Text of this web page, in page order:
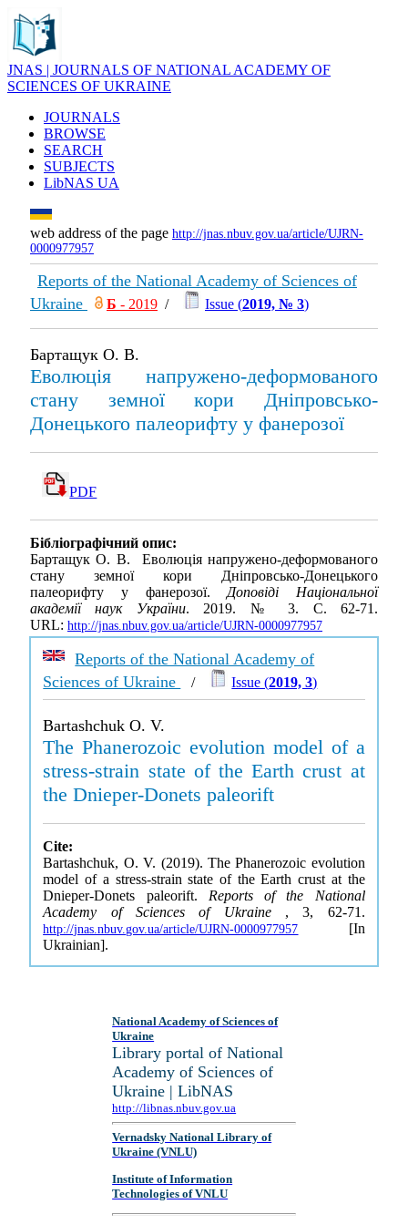
JNAS | JOURNALS OF NATIONAL ACADEMY OF
SCIENCES OF UKRAINE
JOURNALS
BROWSE
SEARCH
SUBJECTS
LibNAS UA
web address of the page http://jnas.nbuv.gov.ua/article/UJRN-
0000977957
Reports of the National Academy of Sciences of
Ukraine
Б - 2019 / Issue (2019, № 3)
Бартащук О. В.
Еволюція напружено-деформованого
стану земної кори Дніпровсько-
Донецького палеорифту у фанерозої
PDF
Бібліографічний опис:
Бартащук О. В. Еволюція напружено-деформованого
стану земної кори Дніпровсько-Донецького
палеорифту у фанерозої.Доповіді Національної
академії наук України. 2019. № 3. С. 62-71.
URL: http://jnas.nbuv.gov.ua/article/UJRN-0000977957
Reports of the National Academy of
Sciences of Ukraine
/ Issue (2019, 3)
Bartashchuk O. V.
The Phanerozoic evolution model of a
stress-strain state of the Earth crust at
the Dnieper-Donets paleorift
Cite:
Bartashchuk, O. V. (2019). The Phanerozoic evolution
model of a stress-strain state of the Earth crust at the
Dnieper-Donets paleorift. Reports of the National
Academy of Sciences of Ukraine , 3, 62-71.
http://jnas.nbuv.gov.ua/article/UJRN-0000977957 [In
Ukrainian].
National Academy of Sciences of
Ukraine
Library portal of National
Academy of Sciences of
Ukraine | LibNAS
http://libnas.nbuv.gov.ua
Vernadsky National Library of
Ukraine (VNLU)
Institute of Information
Technologies of VNLU